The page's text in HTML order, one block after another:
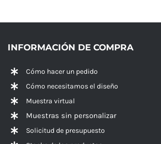
INFORMACIÓN DE COMPRA
Cómo hacer un pedido
Cómo necesitamos el diseño
Muestra virtual
Muestras sin personalizar
Solicitud de presupuesto